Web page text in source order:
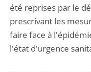
été reprises par le
prescrivant les
faire face à
l'état d'urgence